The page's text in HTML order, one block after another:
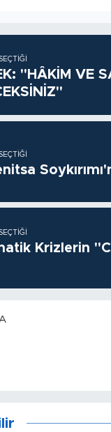
"HÂKİM VE
Krizlerin